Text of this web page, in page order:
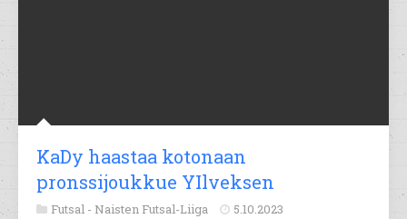
KaDy haastaa kotonaan
pronssijoukkue YIlveksen
Futsal - Naisten Futsal-Liiga 5.10.2023